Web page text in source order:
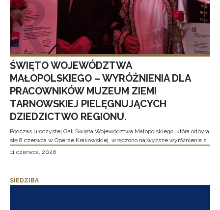
ŚWIĘTO WOJEWÓDZTWA
MAŁOPOLSKIEGO – WYRÓŻNIENIA DLA
PRACOWNIKÓW MUZEUM ZIEMI
TARNOWSKIEJ PIELĘGNUJĄCYCH
DZIEDZICTWO REGIONU.
Podczas uroczystej Gali Święta Województwa Małopolskiego, która odbyła
się 8 czerwca w Operze Krakowskiej, wręczono najwyższe wyróżnienia s
11 czerwca, 2026
SIEDZIBA